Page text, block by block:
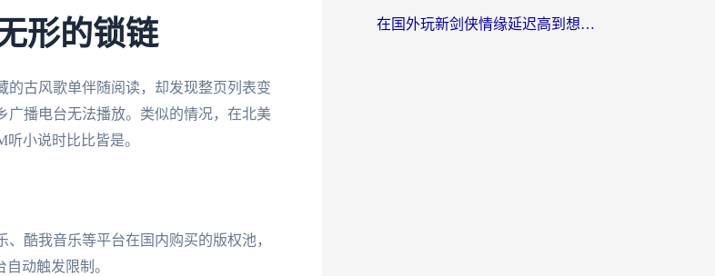
形的锁链
古风歌单伴随阅读，却发现整页列表变
广播电台无法播放。类似的情况，在北美
小说时比比皆是。
酷我音乐等平台在国内购买的版权池，
动触发限制。
在国外玩新剑侠情缘延迟高到想摔手机？海外玩家亲测有效的加速器选择指南